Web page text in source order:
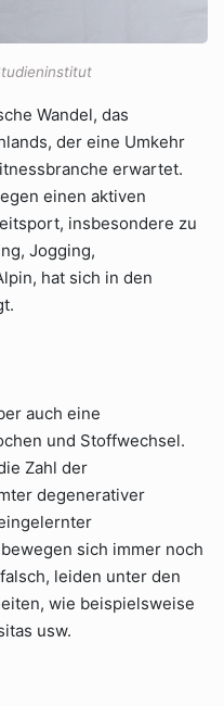
Wandel, das
der eine Umkehr
erwartet.
einen aktiven
insbesondere zu
Jogging,
hat sich in den
auch eine
und Stoffwechsel.
Zahl der
degenerativer
sich immer noch
leiden unter den
wie beispielsweise
usw.